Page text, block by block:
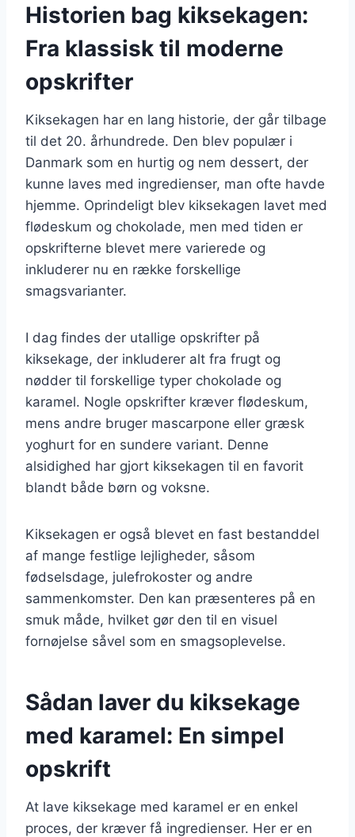
Historien bag kiksekagen:
Fra klassisk til moderne
opskrifter
Kiksekagen har en lang historie, der går tilbage
til det 20. århundrede. Den blev populær i
Danmark som en hurtig og nem dessert, der
kunne laves med ingredienser, man ofte havde
hjemme. Oprindeligt blev kiksekagen lavet med
flødeskum og chokolade, men med tiden er
opskrifterne blevet mere varierede og
inkluderer nu en række forskellige
smagsvarianter.
I dag findes der utallige opskrifter på
kiksekage, der inkluderer alt fra frugt og
nødder til forskellige typer chokolade og
karamel. Nogle opskrifter kræver flødeskum,
mens andre bruger mascarpone eller græsk
yoghurt for en sundere variant. Denne
alsidighed har gjort kiksekagen til en favorit
blandt både børn og voksne.
Kiksekagen er også blevet en fast bestanddel
af mange festlige lejligheder, såsom
fødselsdage, julefrokoster og andre
sammenkomster. Den kan præsenteres på en
smuk måde, hvilket gør den til en visuel
fornøjelse såvel som en smagsoplevelse.
Sådan laver du kiksekage
med karamel: En simpel
opskrift
At lave kiksekage med karamel er en enkel
proces, der kræver få ingredienser. Her er en